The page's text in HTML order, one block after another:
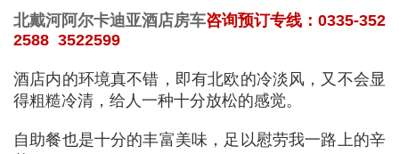
北戴河阿尔卡迪亚酒店房车咨询预订专线：0335-352
2588 3522599
酒店内的环境真不错，即有北欧的冷淡风，又不会显
得粗糙冷清，给人一种十分放松的感觉。
自助餐也是十分的丰富美味，足以慰劳我一路上的辛